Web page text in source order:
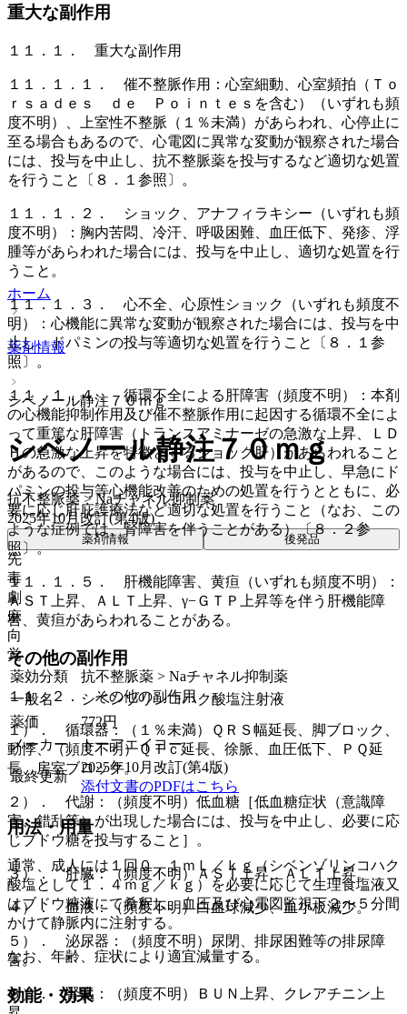
重大な副作用
１１．１． 重大な副作用
１１．１．１． 催不整脈作用：心室細動、心室頻拍（Ｔｏ
ｒｓａｄｅｓ ｄｅ Ｐｏｉｎｔｅｓを含む）（いずれも頻
度不明）、上室性不整脈（１％未満）があらわれ、心停止に
至る場合もあるので、心電図に異常な変動が観察された場合
には、投与を中止し、抗不整脈薬を投与するなど適切な処置
を行うこと〔８．１参照〕。
１１．１．２． ショック、アナフィラキシー（いずれも頻
度不明）：胸内苦悶、冷汗、呼吸困難、血圧低下、発疹、浮
腫等があらわれた場合には、投与を中止し、適切な処置を行
うこと。
１１．１．３． 心不全、心原性ショック（いずれも頻度不
明）：心機能に異常な変動が観察された場合には、投与を中
止し、ドパミンの投与等適切な処置を行うこと〔８．１参
照〕。
１１．１．４． 循環不全による肝障害（頻度不明）：本剤
の心機能抑制作用及び催不整脈作用に起因する循環不全によ
って重篤な肝障害（トランスアミナーゼの急激な上昇、ＬＤ
Ｈの急激な上昇を特徴とするショック肝）があらわれること
があるので、このような場合には、投与を中止し、早急にド
パミンの投与等心機能改善のための処置を行うとともに、必
要に応じ肝庇護療法など適切な処置を行うこと（なお、この
ような症例では、腎障害を伴うことがある）〔８．２参
照〕。
１１．１．５． 肝機能障害、黄疸（いずれも頻度不明）：
ＡＳＴ上昇、ＡＬＴ上昇、γ−ＧＴＰ上昇等を伴う肝機能障
害、黄疸があらわれることがある。
その他の副作用
１１．２． その他の副作用
１）． 循環器：（１％未満）ＱＲＳ幅延長、脚ブロック、
動悸、（頻度不明）ＱＴｃ延長、徐脈、血圧低下、ＰＱ延
長、房室ブロック。
２）． 代謝：（頻度不明）低血糖［低血糖症状（意識障
害、錯乱等）が出現した場合には、投与を中止し、必要に応
じブドウ糖を投与すること］。
３）． 肝臓：（頻度不明）ＡＳＴ上昇、ＡＬＴ上昇。
４）． 血液：（頻度不明）白血球減少、血小板減少。
５）． 泌尿器：（頻度不明）尿閉、排尿困難等の排尿障
害。
６）． 腎臓：（頻度不明）ＢＵＮ上昇、クレアチニン上
ホーム
薬剤情報
シベノール静注７０ｍｇ
シベノール静注７０ｍｇ
抗不整脈薬 > Naチャネル抑制薬
2025年10月改訂(第4版)
薬剤情報 後発品
先
毒
劇
麻
向
覚
薬効分類
抗不整脈薬 > Naチャネル抑制薬
一般名
シベンゾリンコハク酸塩注射液
薬価
772円
メーカー
トーアエイヨー
最終更新
2025年10月改訂(第4版)
添付文書のPDFはこちら
用法・用量
通常、成人には１回０．１ｍＬ／ｋｇ（シベンゾリンコハク
酸塩として１．４ｍｇ／ｋｇ）を必要に応じて生理食塩液又
はブドウ糖液にて希釈し、血圧及び心電図監視下２〜５分間
かけて静脈内に注射する。
なお、年齢、症状により適宜減量する。
効能・効果